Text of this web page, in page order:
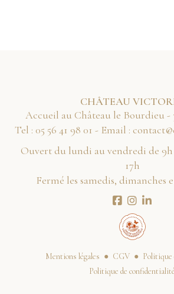
CHÂTEAU
Accueil au Château le Bourdieu -
Tel : 10 89 14 65 50 - Email :
Ouvert du lundi au vendredi de 9h
17h
Fermé les samedis, dimanches
Mentions légales CGV
Politique
Politique de confidentialité